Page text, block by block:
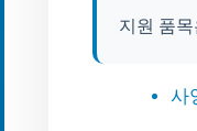
지원 품
사